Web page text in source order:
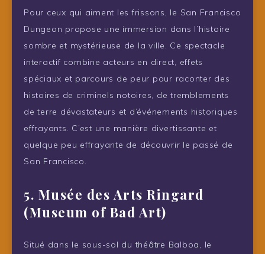
Pour ceux qui aiment les frissons, le San Francisco
Dungeon propose une immersion dans l’histoire
sombre et mystérieuse de la ville. Ce spectacle
interactif combine acteurs en direct, effets
spéciaux et parcours de peur pour raconter des
histoires de criminels notoires, de tremblements
de terre dévastateurs et d’événements historiques
effrayants. C’est une manière divertissante et
quelque peu effrayante de découvrir le passé de
San Francisco.
5. Musée des Arts Ringard
(Museum of Bad Art)
Situé dans le sous-sol du théâtre Balboa, le